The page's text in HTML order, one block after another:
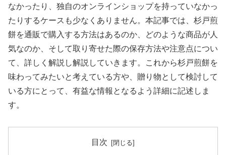
なかったり、独自のオンラインショップを持っていなかっ
たりするケースも少なくありません。本記事では、杉戸煎
餅を通販で購入する方法はあるのか、どのような商品が人
気なのか、そして取り寄せた際の保存方法や注意点につい
て、詳しく解説し解説していきます。これから杉戸煎餅を
味わってみたいと考えている方や、贈り物として検討して
いる方にとって、有益な情報となるよう詳細に記述しま
す。
目次